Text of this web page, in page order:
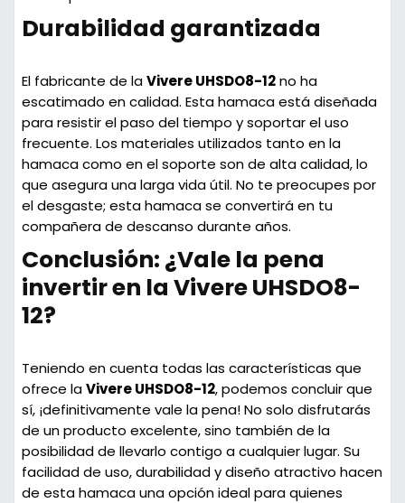
Durabilidad garantizada
El fabricante de laVivere UHSDO8-12no ha
escatimado en calidad. Esta hamaca está diseñada
para resistir el paso del tiempo y soportar el uso
frecuente. Los materiales utilizados tanto en la
hamaca como en el soporte son de alta calidad, lo
que asegura una larga vida útil. No te preocupes por
el desgaste; esta hamaca se convertirá en tu
compañera de descanso durante años.
Conclusión: ¿Vale la pena
invertir en la Vivere UHSDO8-
12?
Teniendo en cuenta todas las características que
ofrece laVivere UHSDO8-12, podemos concluir que
sí, ¡definitivamente vale la pena! No solo disfrutarás
de un producto excelente, sino también de la
posibilidad de llevarlo contigo a cualquier lugar. Su
facilidad de uso, durabilidad y diseño atractivo hacen
de esta hamaca una opción ideal para quienes